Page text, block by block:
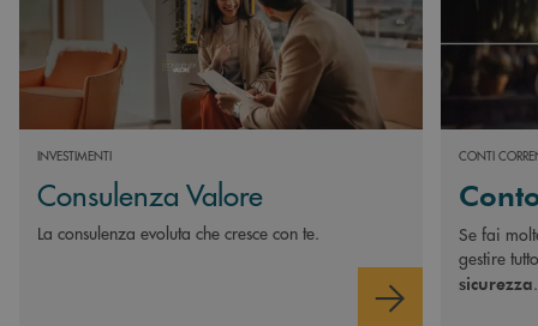
INVESTIMENTI
Consulenza Valore
La consulenza evoluta che cresce con te.
CONTI
Se fai
gestire
sicurezza.